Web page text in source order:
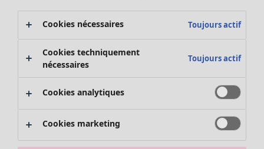
Promos SOLDES
Les promos de Gudrun Sjödén
Nouvel arrivage
Bonnes affaires en soldes - jusqu'à -70
Cookies nécessaires Toujours actif
Cookies techniquement
nécessaires
Toujours actif
Cookies analytiques
Cookies marketing